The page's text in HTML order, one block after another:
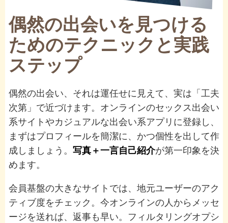
偶然の出会いを見つける
ためのテクニックと実践
ステップ
偶然の出会い、それは運任せに見えて、実は「工夫
次第」で近づけます。オンラインのセックス出会い
系サイトやカジュアルな出会い系アプリに登録し、
まずはプロフィールを簡潔に、かつ個性を出して作
成しましょう。 写真＋一言自己紹介が第一印象を決
めます。
会員基盤の大きなサイトでは、地元ユーザーのアク
ティブ度をチェック。今オンラインの人からメッセ
ージを送れば、返事も早い。フィルタリングオプシ